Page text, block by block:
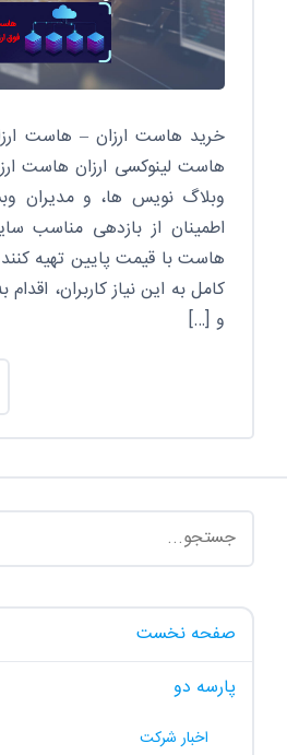
خرید هاست ارزان – هاست
هاست لینوکسی ارزان هاست
وبلاگ نویس ها، و مدیران
اطمینان از بازدهی مناسب
هاست با قیمت پایین تهیه
کامل به این نیاز کاربران،
و […]
صفحه نخست
پارسه دو
اخبار شرکت